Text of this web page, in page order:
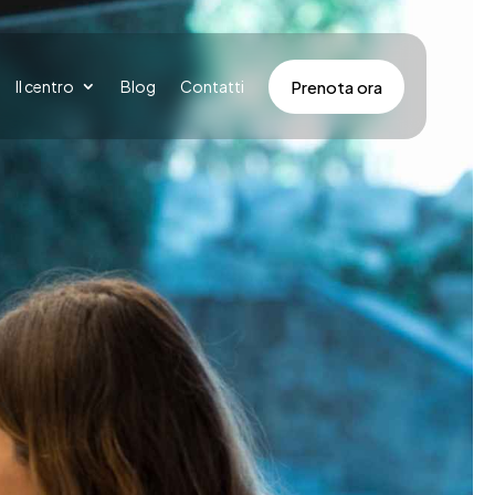
Il centro Blog Contatti Prenota ora